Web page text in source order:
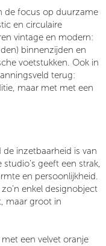
de focus op duurzame
en circulaire
vintage en modern:
binnenzijden en
voetstukken. Ook in
terug:
maar met met een
de inzetbaarheid is van
geeft een strak,
en persoonlijkheid.
enkel designobject
maar groot in
een velvet oranje